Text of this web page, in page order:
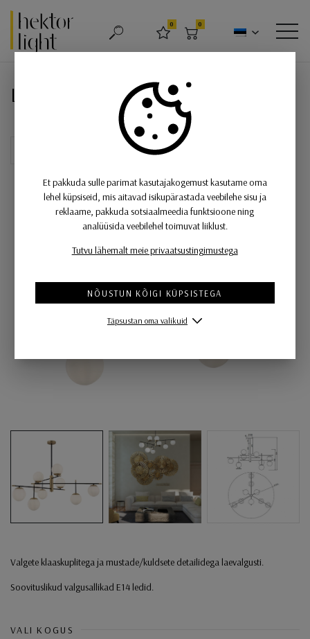
Hektor Light
OTSING LEMMIKUD
0
OSTUKORV
0
Laevalgusti Nostalgia, 9xE14
Laevalgusti Nostalgia, 9xE14 soklitega
Valgete klaaskuplitega ja mustade/kuldsete detailidega laevalgusti.
Soovituslikud valgusallikad E14 ledid.
VALI KOGUS
Et pakkuda sulle parimat kasutajakogemust kasutame oma
lehel küpsiseid, mis aitavad isikupärastada veebilehe sisu ja
reklaame, pakkuda sotsiaalmeedia funktsioone ning
analüüsida veebilehel toimuvat liiklust.
Tutvu lähemalt meie privaatsustingimustega
NÕUSTUN KÕIGI KÜPSISTEGA
Täpsustan oma valikuid